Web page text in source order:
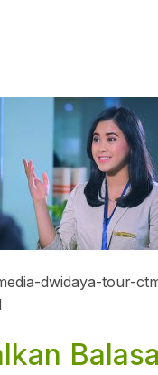
dwidaya-tour-